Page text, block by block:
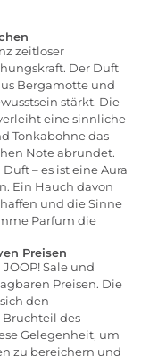
zeitloser
Der Duft
Bergamotte und
stärkt. Die
eine sinnliche
Tonkabohne das
Note abrundet.
– es ist eine Aura
Ein Hauch davon
und die Sinne
Parfum die
Preisen
Sale und
Preisen. Die
den
Bruchteil des
Gelegenheit, um
zu bereichern und